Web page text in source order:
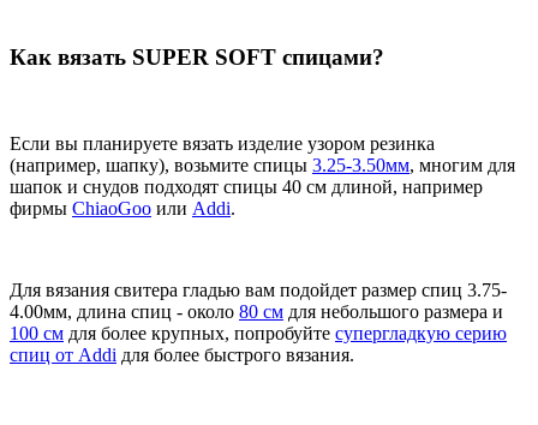
Как вязать SUPER SOFT спицами?
Если вы планируете вязать изделие узором резинка
(например, шапку), возьмите спицы 3.25-3.50мм, многим для
шапок и снудов подходят спицы 40 см длиной, например
фирмы ChiaoGoo или Addi.
Для вязания свитера гладью вам подойдет размер спиц 3.75-
4.00мм, длина спиц - около 80 см для небольшого размера и
100 см для более крупных, попробуйте супергладкую серию
спиц от Addi для более быстрого вязания.